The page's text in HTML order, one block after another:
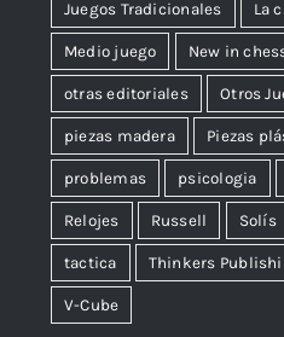
Juegos Tradicionales La
Medio juego New in
otras editoriales Otros
piezas madera Piezas
problemas psicologia
Relojes Russell Solís
tactica Thinkers
V-Cube